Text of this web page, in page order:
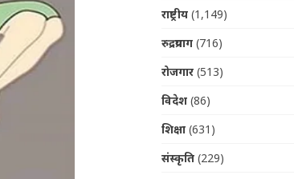
राष्ट्रीय(1,149)
रुद्रप्रयाग(716)
रोजगार(513)
विदेश(86)
शिक्षा(631)
संस्कृति(229)